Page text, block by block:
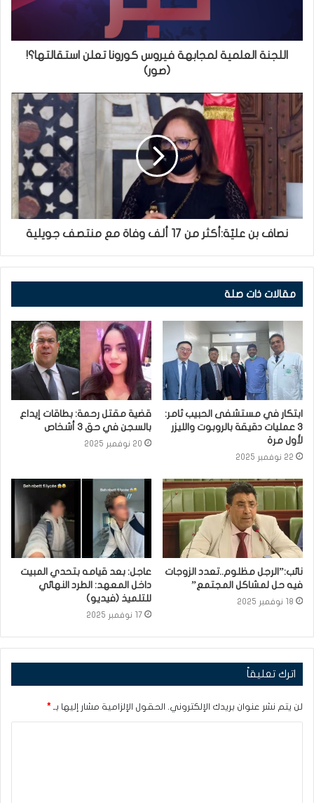
اللجنة العلمية لمجابهة فيروس كورونا تعلن استقالتها؟!
(صور)
نصاف بن عليّة:أكثر من 17 ألف وفاة مع منتصف جويلية
مقالات ذات صلة
ابتكار في مستشفى الحبيب ثامر:
3 عمليات دقيقة بالروبوت والليزر
لأول مرة
22 نوفمبر 2025
قضية مقتل رحمة: بطاقات إيداع
بالسجن في حق 3 أشخاص
20 نوفمبر 2025
نائب:”الرجل مظلوم..تعدد الزوجات
فيه حل لمشاكل المجتمع”
18 نوفمبر 2025
عاجل: بعد قيامه بتحدي المبيت
داخل المعهد: الطرد النهائي
للتلميذ (فيديو)
17 نوفمبر 2025
اترك تعليقاً
لن يتم نشر عنوان بريدك الإلكتروني. الحقول الإلزامية مشار إليها بـ *